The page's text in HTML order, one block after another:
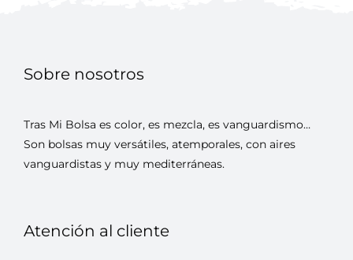
Sobre nosotros
Tras Mi Bolsa es color, es mezcla, es vanguardismo…
Son bolsas muy versátiles, atemporales, con aires
vanguardistas y muy mediterráneas.
Atención al cliente